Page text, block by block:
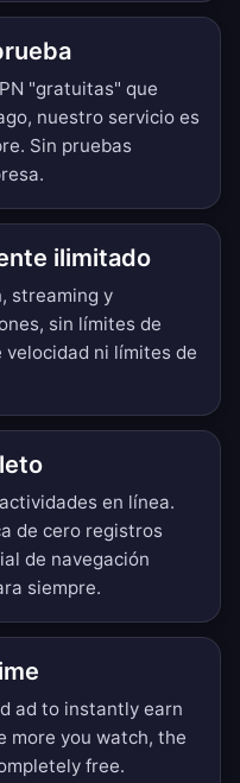
"gratuitas" que
nuestro servicio es
Sin pruebas
ilimitado
streaming y
sin límites de
ni límites de
en línea.
de cero registros
de navegación
siempre.
ad to instantly earn
more you watch, the
free.